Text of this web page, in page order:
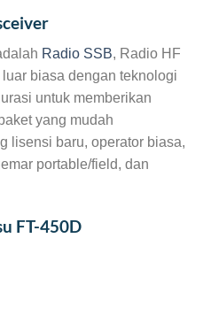
Radio SSB, Radio HF
biasa dengan teknologi
untuk memberikan
yang mudah
lisensi baru, operator biasa,
portable/field, dan
FT-450D